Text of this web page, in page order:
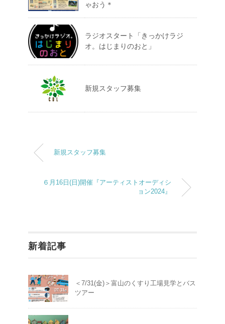
ゃおう＊
ラジオスタート「きっかけラジ
オ。はじまりのおと」
新規スタッフ募集
新規スタッフ募集
６月16日(日)開催『アーティストオーディシ
ョン2024』
新着記事
＜7/31(金)＞富山のくすり工場見学とバス
ツアー